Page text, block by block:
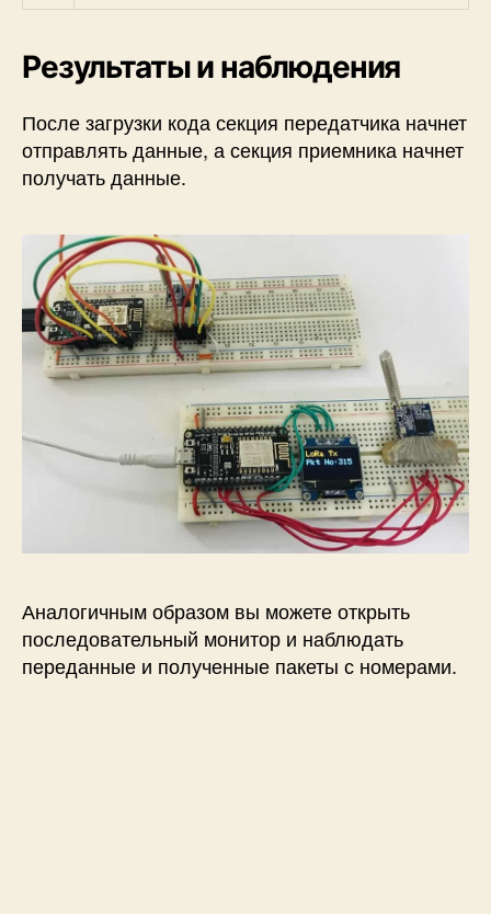
Результаты и наблюдения
После загрузки кода секция передатчика начнет
отправлять данные, а секция приемника начнет
получать данные.
Аналогичным образом вы можете открыть
последовательный монитор и наблюдать
переданные и полученные пакеты с номерами.